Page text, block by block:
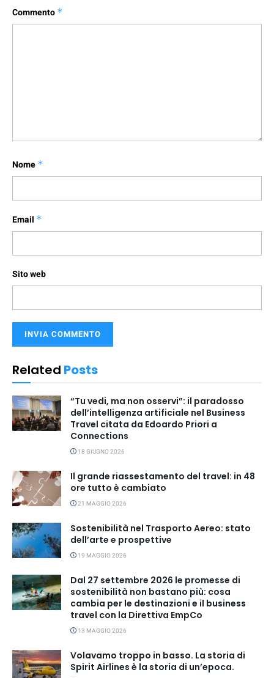
Commento *
Nome *
Email *
Sito web
Related Posts
“Tu vedi, ma non osservi”: il paradosso
dell’intelligenza artificiale nel Business
Travel citata da Edoardo Priori a
Connections
18 GIUGNO 2026
Il grande riassestamento del travel: in 48
ore tutto è cambiato
21 MAGGIO 2026
Sostenibilità nel Trasporto Aereo: stato
dell’arte e prospettive
19 MAGGIO 2026
Dal 27 settembre 2026 le promesse di
sostenibilità non bastano più: cosa
cambia per le destinazioni e il business
travel con la Direttiva EmpCo
13 MAGGIO 2026
Volavamo troppo in basso. La storia di
Spirit Airlines è la storia di un’epoca.